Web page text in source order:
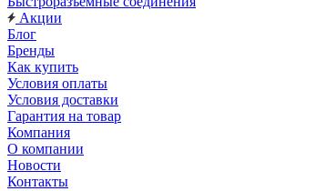
Акции
Блог
Бренды
Как купить
Условия оплаты
Условия доставки
Гарантия на товар
Компания
О компании
Новости
Контакты